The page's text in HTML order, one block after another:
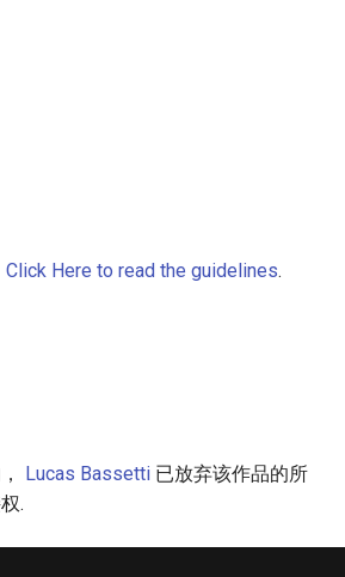
Click Here to read the guidelines.
Lucas Bassetti 已放弃该作品的所
.